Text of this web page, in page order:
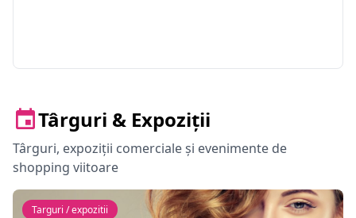
Târguri & Expoziții
Târguri, expoziții comerciale și evenimente de
shopping viitoare
Targuri / expozitii